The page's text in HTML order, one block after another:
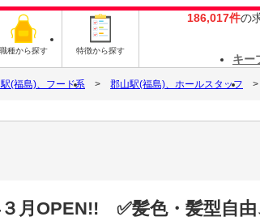
職種から探す 特徴から探す
186,017件の
キー
(福島)、フード系 郡山駅(福島)、ホールスタッフ
月OPEN!! ✅髪色・髪型自